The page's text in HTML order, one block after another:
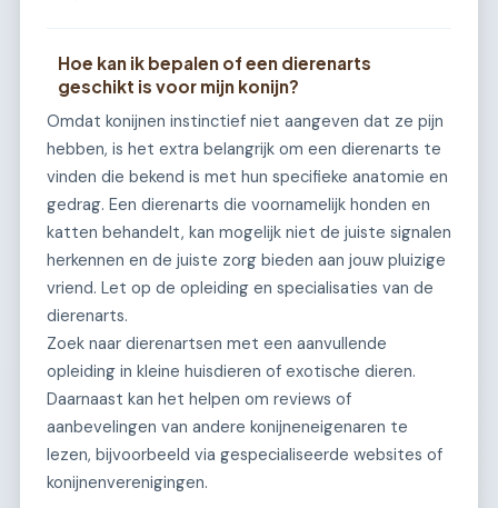
Hoe kan ik bepalen of een dierenarts
geschikt is voor mijn konijn?
Omdat konijnen instinctief niet aangeven dat ze pijn
hebben, is het extra belangrijk om een dierenarts te
vinden die bekend is met hun specifieke anatomie en
gedrag. Een dierenarts die voornamelijk honden en
katten behandelt, kan mogelijk niet de juiste signalen
herkennen en de juiste zorg bieden aan jouw pluizige
vriend. Let op de opleiding en specialisaties van de
dierenarts.
Zoek naar dierenartsen met een aanvullende
opleiding in kleine huisdieren of exotische dieren.
Daarnaast kan het helpen om reviews of
aanbevelingen van andere konijneneigenaren te
lezen, bijvoorbeeld via gespecialiseerde websites of
konijnenverenigingen.